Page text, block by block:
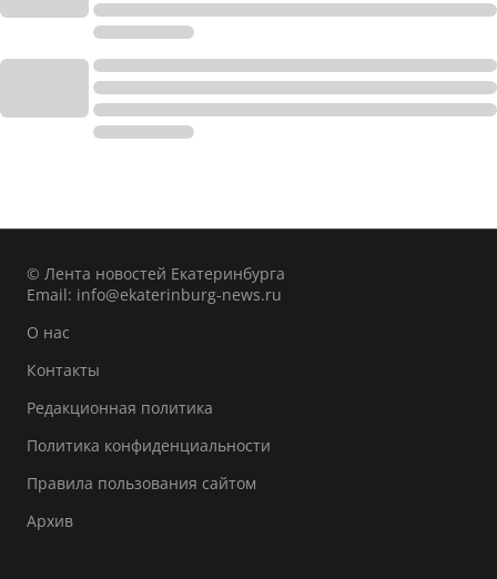
© Лента новостей Екатеринбурга
Email: info@ekaterinburg-news.ru
О нас
Контакты
Редакционная политика
Политика конфиденциальности
Правила пользования сайтом
Архив